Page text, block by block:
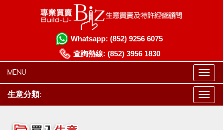
Whatsapp: (852) 9256 6075
查詢熱線: (852) 3956 1830
MENU
生意分類: